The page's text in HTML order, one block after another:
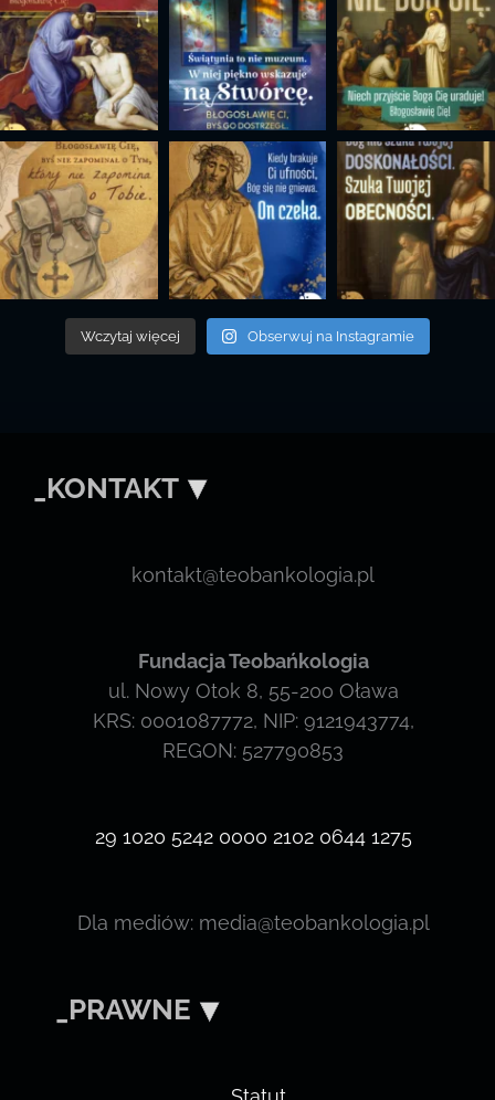
Wczytaj więcej Obserwuj na Instagramie
_KONTAKT
kontakt@teobankologia.pl
Fundacja Teobańkologia
ul. Nowy Otok 8, 55-200 Oława
KRS: 0001087772, NIP: 9121943774,
REGON: 527790853
29 1020 5242 0000 2102 0644 1275
Dla mediów: media@teobankologia.pl
_PRAWNE